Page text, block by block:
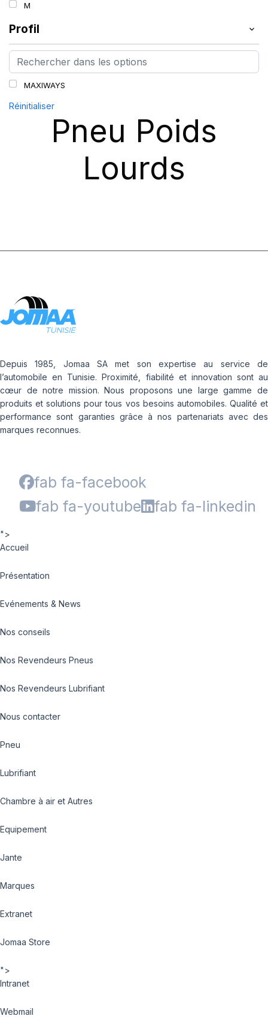
M
Profil
MAXIWAYS
Réinitialiser
Pneu Poids
Lourds
Depuis 1985, Jomaa SA met son expertise au service de
l’automobile en Tunisie. Proximité, fiabilité et innovation sont au
cœur de notre mission. Nous proposons une large gamme de
produits et solutions pour tous vos besoins automobiles. Qualité et
performance sont garanties grâce à nos partenariats avec des
marques reconnues.
fab fa-facebook
fab fa-youtube
fab fa-linkedin
">
Accueil
Présentation
Evénements & News
Nos conseils
Nos Revendeurs Pneus
Nos Revendeurs Lubrifiant
Nous contacter
Pneu
Lubrifiant
Chambre à air et Autres
Equipement
Jante
Marques
Extranet
Jomaa Store
">
Intranet
Webmail